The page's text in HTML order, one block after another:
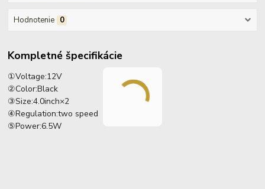
Hodnotenie 0
Kompletné špecifikácie
①Voltage:12V
②Color:Black
③Size:4.0inch×2
④Regulation:two speed
⑤Power:6.5W